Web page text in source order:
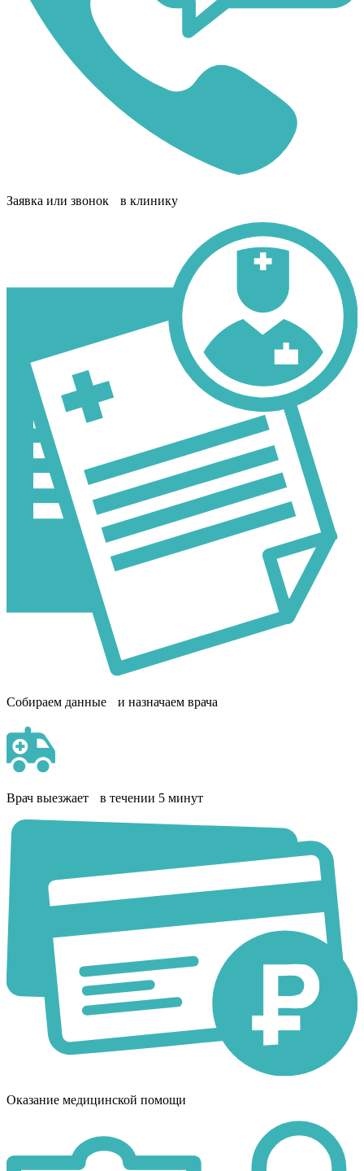
Заявка или звонок в клинику
Собираем данные и назначаем врача
Врач выезжает в течении 5 минут
Оказание медицинской помощи